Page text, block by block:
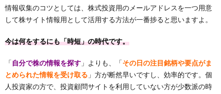
情報収集のコツとしては、株式投資用のメールアドレスを一つ用意
して株サイト情報用として活用する方法が一番捗ると思いますよ。
今は何をするにも「時短」の時代です。
「自分で株の情報を探す 」よりも、「その日の注目銘柄や要点がま
とめられた情報を受け取る 」方が断然早いですし、効率的です。個
人投資家の方で、投資顧問サイトを利用していない方が少数派の時